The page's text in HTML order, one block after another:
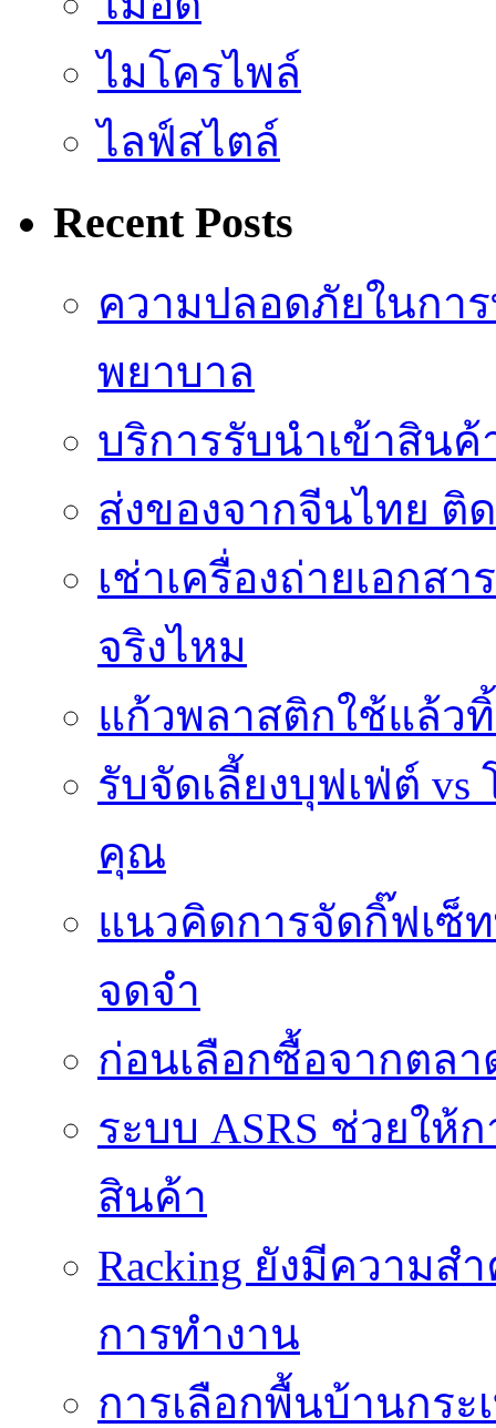
ไมโครไพล์
ไลฟ์สไตล์
Recent Posts
ความปลอดภัยในกา
พยาบาล
บริการรับนำเข้าสิน
ส่งของจากจีนไทย ติ
เช่าเครื่องถ่ายเอกส
จริงไหม
แก้วพลาสติกใช้แล้ว
รับจัดเลี้ยงบุฟเฟ่ต์
คุณ
แนวคิดการจัดกิ๊ฟเซ็
จดจำ
ก่อนเลือกซื้อจากตล
ระบบ ASRS ช่วยให้
สินค้า
Racking ยังมีความ
การทำงาน
การเลือกพื้นบ้านกร